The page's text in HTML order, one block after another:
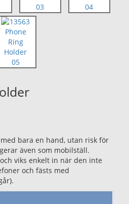
bara en hand, utan risk för
även som mobilställ.
viks enkelt in när den inte
och fästs med